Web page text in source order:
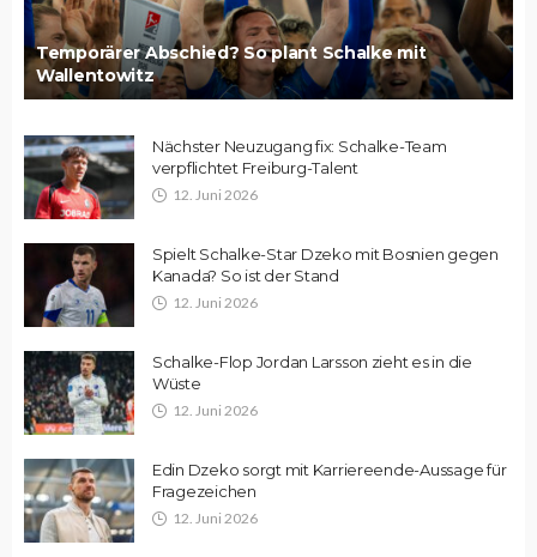
Temporärer Abschied? So plant Schalke mit
Wallentowitz
Nächster Neuzugang fix: Schalke-Team
verpflichtet Freiburg-Talent
12. Juni 2026
Spielt Schalke-Star Dzeko mit Bosnien gegen
Kanada? So ist der Stand
12. Juni 2026
Schalke-Flop Jordan Larsson zieht es in die
Wüste
12. Juni 2026
Edin Dzeko sorgt mit Karriereende-Aussage für
Fragezeichen
12. Juni 2026